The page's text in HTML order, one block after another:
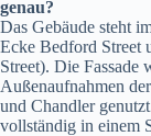
genau?
Das Gebäude steht
Ecke Bedford Street
Street). Die Fassade
Außenaufnahmen
und Chandler
vollständig in einem